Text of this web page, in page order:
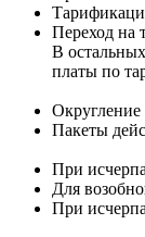
Переход на
В
платы по
Округление
Пакеты
При
Для
При